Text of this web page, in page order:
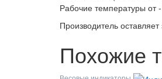
Рабочие температуры от
Производитель
Похожие